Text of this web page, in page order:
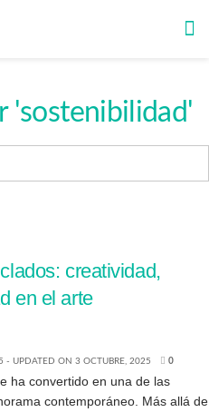
'sostenibilidad'
creatividad,
en el arte
- UPDATED ON 3 OCTUBRE, 2025 0
ha convertido en una de las
contemporáneo. Más allá de